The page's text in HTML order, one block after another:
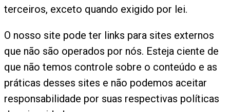
terceiros, exceto quando exigido por lei.
O nosso site pode ter links para sites externos
que não são operados por nós. Esteja ciente de
que não temos controle sobre o conteúdo e as
práticas desses sites e não podemos aceitar
responsabilidade por suas respectivas políticas